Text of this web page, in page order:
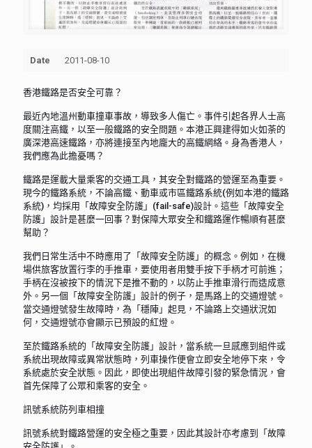
Date 2011-08-10
香港鐵路是否安全可靠？
最近內地溫州動車撞車事故，導致多人傷亡。事件引起各界人士高
度關注高鐵，以至一般鐵路的安全問題。本港正興建得如火如荼的
廣深港高速鐵路，亦將連接至內地龐大的高鐵網絡。身為香港人，
我們應為此擔憂嗎？
鐵路是運載大量乘客的交通工具，其安全對鐵路的營運至為重要。
現今的鐵路系統，不論高鐵、動車或市區鐵路系統(例如本港的鐵路
系統)，均採用「故障安全防護」(fail-safe)設計。這些「故障安全
防護」設計是甚麼一回事？對保障大眾安全和鐵路運作暢順有甚麼
幫助？
我們日常生活中不時應用了「故障安全防護」的概念。例如，在機
場供旅客放置行李的手推車，要使用者用雙手按下手柄才可前進；
手柄在沒被按下的情況下是推不動的，以防止手推車滑行而造成意
外。另一個「故障安全防護」設計的例子，是馬路上的交通燈號。
當交通燈號發生故障時，為「穩陣」起見，不論路上交通狀況如
何，交通燈號亦會顯示已預設的紅燈。
至於鐵路系統的「故障安全防護」設計，當系統一旦感應到組件或
系統出現故障或異常狀態時，列車操作便會立即安全地停下來，令
系統處於安全狀態。因此，即使出現組件故障引發的緊急情況，會
首先保障了公眾和乘客的安全。
訊號系統防列車相撞
訊號系統對鐵路營運的安全極之重要，因此其設計亦考慮到「故障